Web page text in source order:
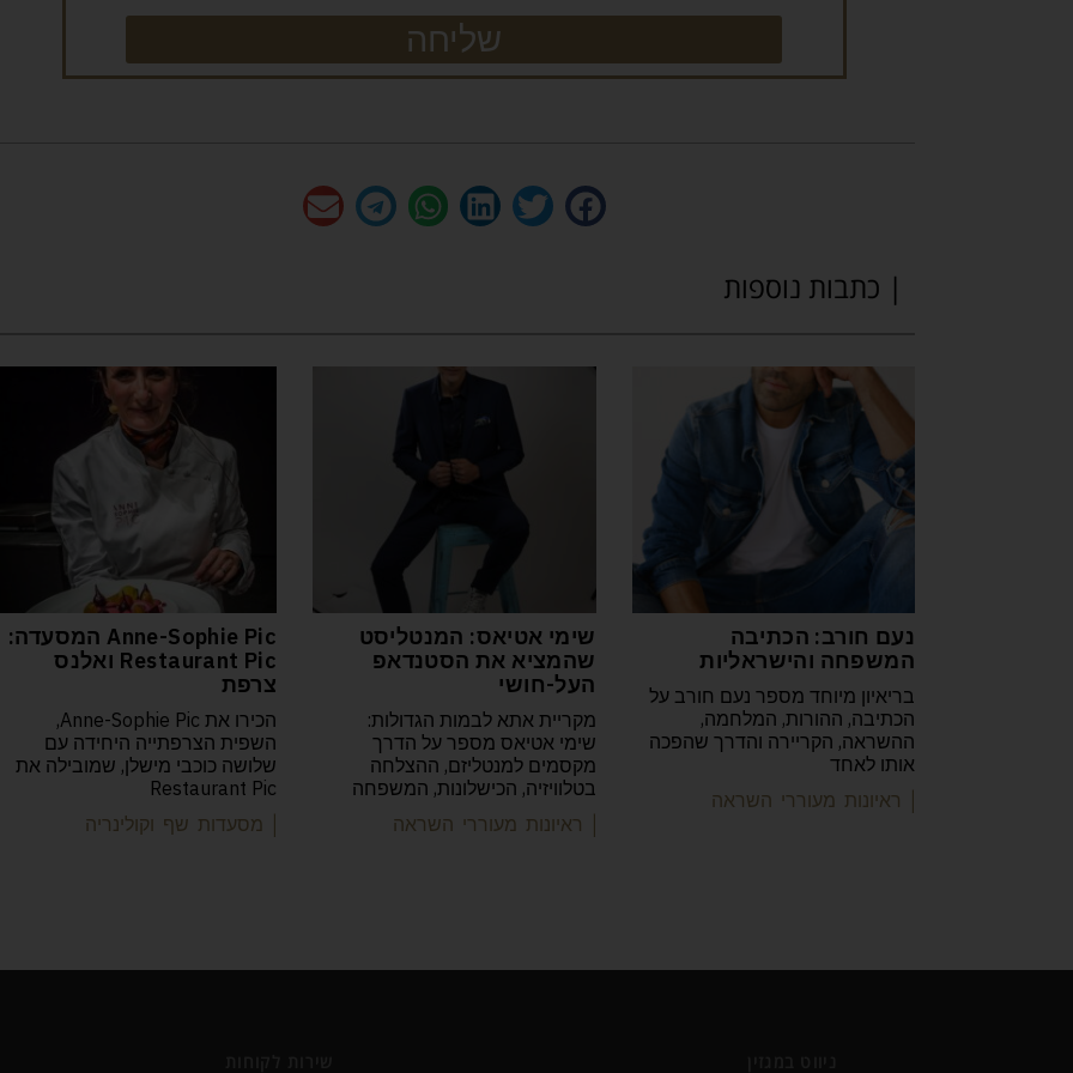
שליחה
| כתבות נוספות
נעם חורב: הכתיבה
המשפחה והישראליות
בריאיון מיוחד מספר נעם חורב על
הכתיבה, ההורות, המלחמה,
ההשראה, הקריירה והדרך שהפכה
אותו לאחד
| ראיונות מעוררי השראה
שימי אטיאס: המנטליסט
שהמציא את הסטנדאפ
העל-חושי
מקריית אתא לבמות הגדולות:
שימי אטיאס מספר על הדרך
מקסמים למנטליזם, ההצלחה
בטלוויזיה, הכישלונות, המשפחה
| ראיונות מעוררי השראה
Anne-Sophie Pic המסעדה:
Restaurant Pic ואלנס
צרפת
הכירו את Anne-Sophie Pic,
השפית הצרפתייה היחידה עם
שלושה כוכבי מישלן, שמובילה את
Restaurant Pic
| מסעדות שף וקולינריה